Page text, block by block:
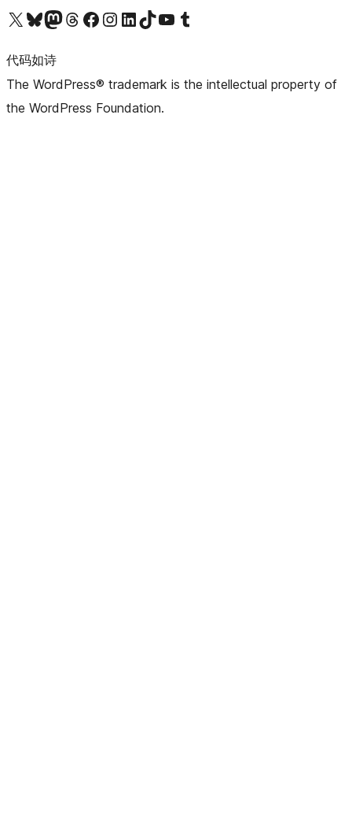
关注我们的 X（原 Twitter）账号访问我们的 Bluesky 账号关注我们的 Mastodon 账号访问我们的 Threads 账号 访问我们的 Facebook 公共主页关注我们的 Instagram 账号 关注我们的 LinkedIn 主页访问我们的 TikTok 账号访问我们的 YouTube 频道 访问我们的 Tumblr 账号
代码如诗
The WordPress® trademark is the intellectual property of
the WordPress Foundation.